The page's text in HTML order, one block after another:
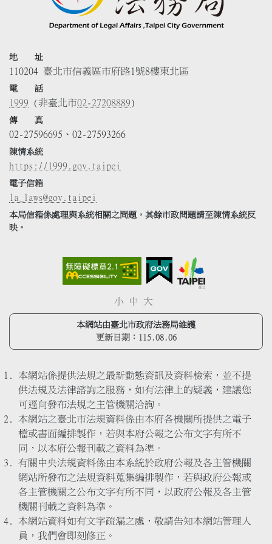
地 址
110204 臺北市信義區市府路1號8樓東北區
電 話
1999 (非臺北市02-27208889)
傳 真
02-27596695、02-27593266
陳情系統
https://1999.gov.taipei
電子信箱
la_laws@gov.taipei
本局信箱係處理與系統相關之問題，其餘市政問題請至陳情系統反
映。
小 中 大
本網站由臺北市政府法務局維護
更新日期： 115.08.06
本網站係提供法規之最新動態資訊及資料檢索，並不提
供法規及法律諮詢之服務，如有法律上的疑義，建議您
可逕向發布法規之主管機關洽詢。
本網站之臺北市法規資料係由本府各機關所提供之電子
檔或書面編排製作，若與本府公報之公布文字有所不
同，以本府公報刊載之資料為準。
有關中央法規資料係由本系統於政府公報及各主管機關
網站所發布之法規資料蒐集編排製作，若與政府公報或
各主管機關之公布文字有所不同，以政府公報及各主管
機關刊載之資料為準。
本網站資料如有文字疏漏之處，敬請告知本網站管理人
員，我們會即刻修正。